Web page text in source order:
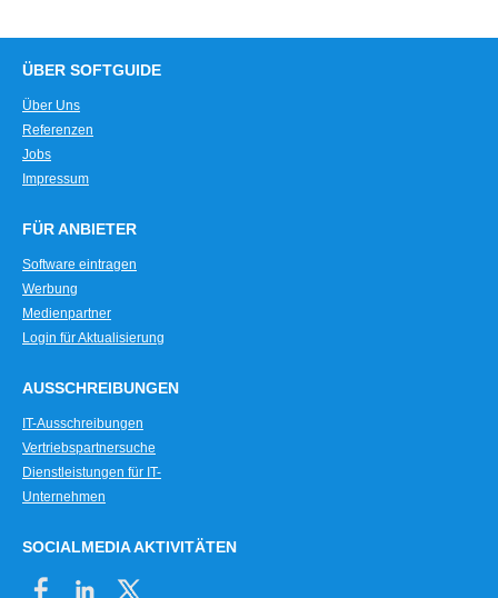
ÜBER SOFTGUIDE
Über Uns
Referenzen
Jobs
Impressum
FÜR ANBIETER
Software eintragen
Werbung
Medienpartner
Login für Aktualisierung
AUSSCHREIBUNGEN
IT-Ausschreibungen
Vertriebspartnersuche
Dienstleistungen für IT-
Unternehmen
SOCIALMEDIA AKTIVITÄTEN